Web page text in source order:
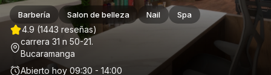
Barbería Salon de belleza Nail Spa
4.9 (1443 reseñas)
carrera 31 n 50-21.
Bucaramanga
Abierto hoy 09:30 - 14:00